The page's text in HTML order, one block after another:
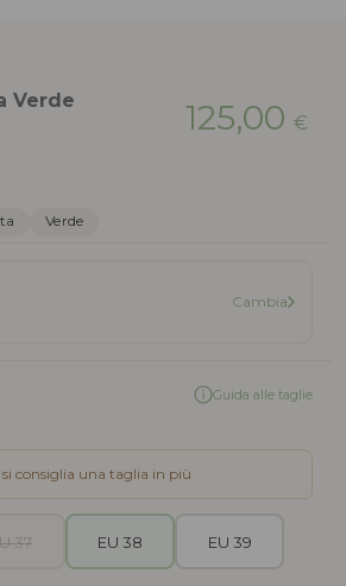
Verde 125,00 €
Verde
Cambia
Guida alle taglie
consiglia una taglia in più
37 EU 38 EU 39